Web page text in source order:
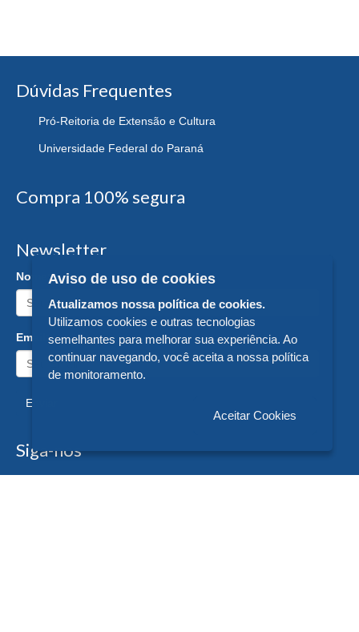
Dúvidas Frequentes
Pró-Reitoria de Extensão e Cultura
Universidade Federal do Paraná
Compra 100% segura
Newsletter
Nome:
Email:
Enviar
Siga-nos
Aviso de uso de cookies
Atualizamos nossa política de cookies.
Utilizamos cookies e outras tecnologias
semelhantes para melhorar sua experiência. Ao
continuar navegando, você aceita a nossa política
de monitoramento.
Aceitar Cookies